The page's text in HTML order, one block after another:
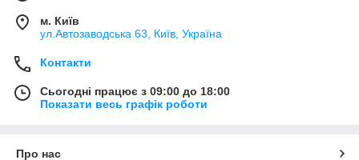
м. Київ
ул.Автозаводська 63, Київ, Україна
Контакти
Сьогодні працює з 09:00 до 18:00
Показати весь графік роботи
Про нас